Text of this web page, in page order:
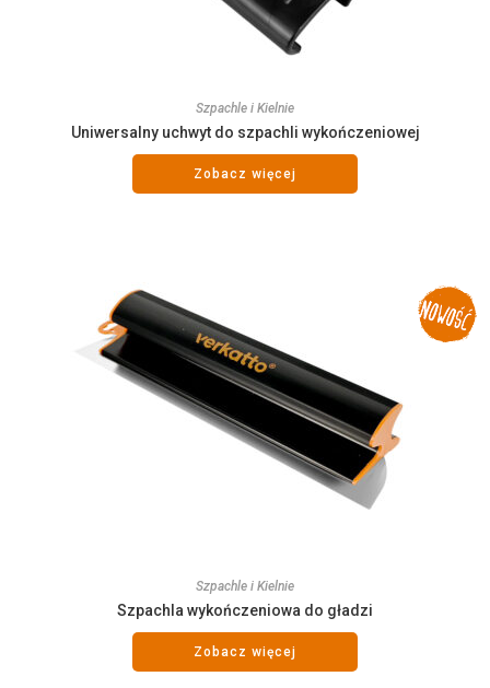
Szpachle i Kielnie
Uniwersalny uchwyt do szpachli wykończeniowej
Zobacz więcej
Szpachle i Kielnie
Szpachla wykończeniowa do gładzi
Zobacz więcej